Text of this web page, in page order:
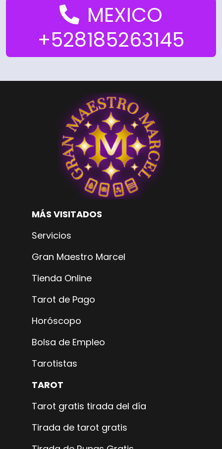
MEXICO
+528185263145
MÁS VISITADOS
Servicios
Gran Maestro Marcel
Tienda Online
Tarot de Pago
Horóscopo
Bolsa de Empleo
Tarotistas
TAROT
Tarot gratis tirada del día
Tirada de tarot gratis